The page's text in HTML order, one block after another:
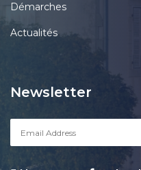
Démarches
Actualités
Newsletter